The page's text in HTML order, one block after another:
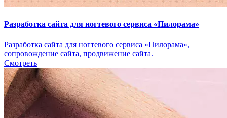
Разработка сайта для ногтевого сервиса «Пилорама»
Разработка сайта для ногтевого сервиса «Пилорама»,
сопровождение сайта, продвижение сайта.
Смотреть